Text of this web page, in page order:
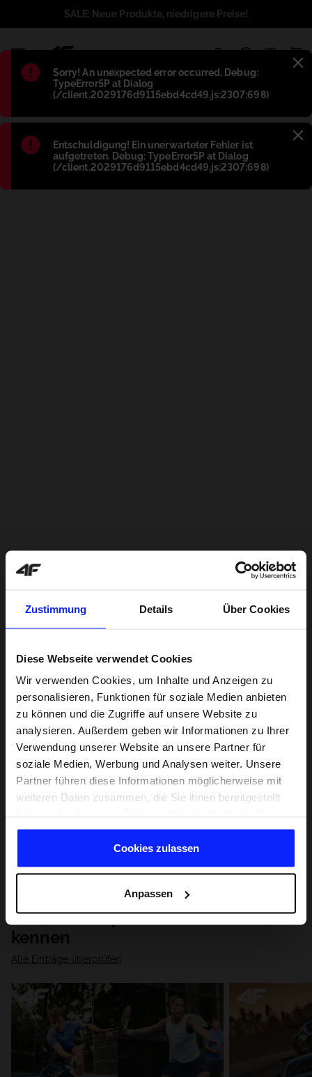
Zustimmung Details Über Cookies
Diese Webseite verwendet Cookies
Wir verwenden Cookies, um Inhalte und Anzeigen zu
personalisieren, Funktionen für soziale Medien anbieten
zu können und die Zugriffe auf unsere Website zu
analysieren. Außerdem geben wir Informationen zu Ihrer
Verwendung unserer Website an unsere Partner für
soziale Medien, Werbung und Analysen weiter. Unsere
Partner führen diese Informationen möglicherweise mit
weiteren Daten zusammen, die Sie ihnen bereitgestellt
gesammelt haben.
Cookies zulassen
Anpassen
Błąd:
Sorry! An unexpected error occurred. Debug:
TypeError5P at Dialog
(/client.2029176d9115ebd4cd49.js:2307:698)
Błąd:
Entschuldigung! Ein unerwarteter Fehler ist
aufgetreten. Debug: TypeError5P at Dialog
(/client.2029176d9115ebd4cd49.js:2307:698)
SALE: Neue Produkte, niedrigere Preise!
Lernen Sie Sport von Grund auf
kennen
Alle Einträge überprüfen